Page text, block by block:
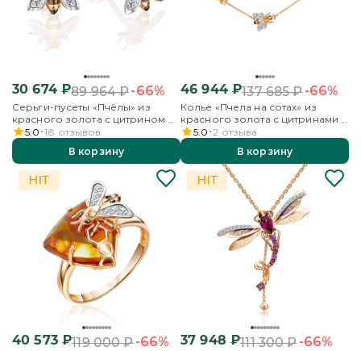
30 674₽89 964₽-66%
Серьги-пусеты «Пчёлы» из
красного золота с цитрином и
бесцветными топазами
5.0 18 отзывов
В корзину
46 944₽137 685₽-66%
Колье «Пчела на сотах» из
красного золота с цитринами и
бесцветными топазами
5.0 2 отзыва
В корзину
40 573₽119 000₽-66% 37 948 ₽111 300₽-66%